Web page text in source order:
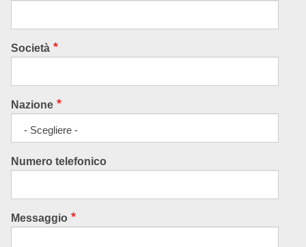
Società
Nazione
- Scegliere -
Numero telefonico
Messaggio